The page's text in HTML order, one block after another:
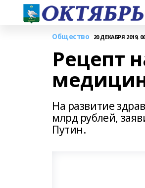
Общество 20 ДЕКАБРЯ 2019,
Рецепт
На развитие
млрд рублей,
Путин.